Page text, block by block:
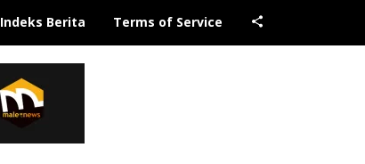
Indeks Berita Terms of Service